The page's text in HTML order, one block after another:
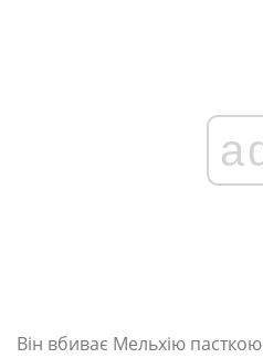
Він вбиває Мельхію